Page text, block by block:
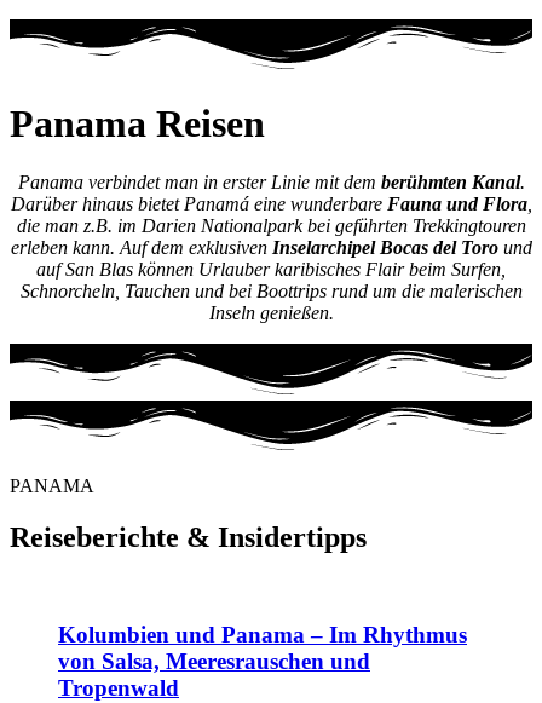
Panama Reisen
Panama verbindet man in erster Linie mit dem berühmten Kanal.
Darüber hinaus bietet Panamá eine wunderbare Fauna und Flora,
die man z.B. im Darien Nationalpark bei geführten Trekkingtouren
erleben kann. Auf dem exklusiven Inselarchipel Bocas del Toround
auf San Blas können Urlauber karibisches Flair beim Surfen,
Schnorcheln, Tauchen und bei Boottrips rund um die malerischen
Inseln genießen.
PANAMA
Reiseberichte & Insidertipps
Kolumbien und Panama – Im Rhythmus
von Salsa, Meeresrauschen und
Tropenwald